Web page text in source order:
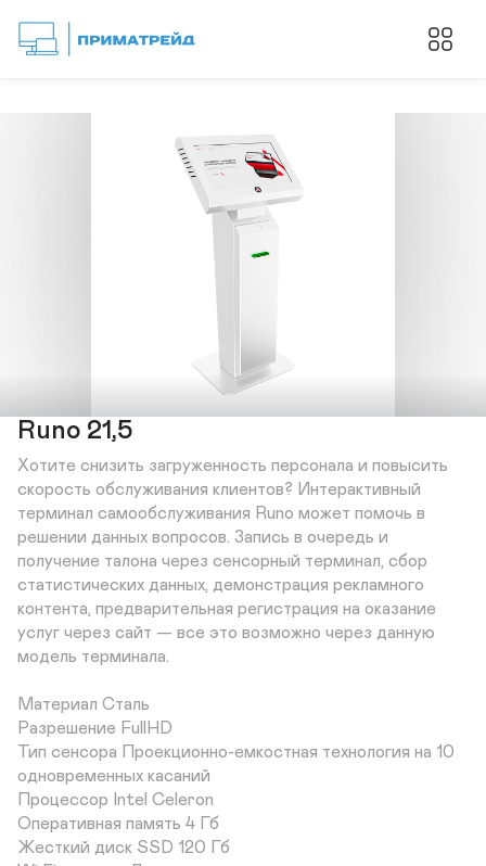
Runo 21,5
Хотите снизить загруженность персонала и повысить
скорость обслуживания клиентов? Интерактивный
терминал самообслуживания Runo может помочь в
решении данных вопросов. Запись в очередь и
получение талона через сенсорный терминал, сбор
статистических данных, демонстрация рекламного
контента, предварительная регистрация на оказание
услуг через сайт — все это возможно через данную
модель терминала.
Материал Сталь
Разрешение FullHD
Тип сенсора Проекционно-емкостная технология на 10
одновременных касаний
Процессор Intel Celeron
Оперативная память 4 Гб
Жесткий диск SSD 120 Гб